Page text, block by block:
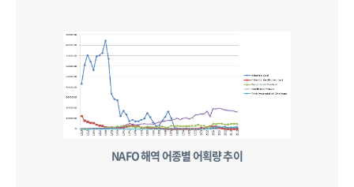
NAFO 해역 어종별 어획량 추이